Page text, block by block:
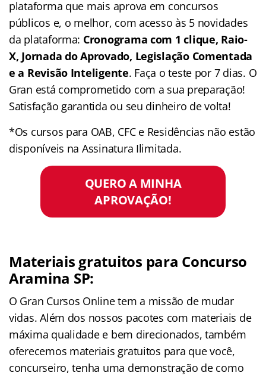
plataforma que mais aprova em concursos
públicos e, o melhor, com acesso às 5 novidades
da plataforma: Cronograma com 1 clique, Raio-
X, Jornada do Aprovado, Legislação Comentada
e a Revisão Inteligente. Faça o teste por 7 dias. O
Gran está comprometido com a sua preparação!
Satisfação garantida ou seu dinheiro de volta!
*Os cursos para OAB, CFC e Residências não estão
disponíveis na Assinatura Ilimitada.
QUERO A MINHA
APROVAÇÃO!
Materiais gratuitos para Concurso
Aramina SP:
O Gran Cursos Online tem a missão de mudar
vidas. Além dos nossos pacotes com materiais de
máxima qualidade e bem direcionados, também
oferecemos materiais gratuitos para que você,
concurseiro, tenha uma demonstração de como